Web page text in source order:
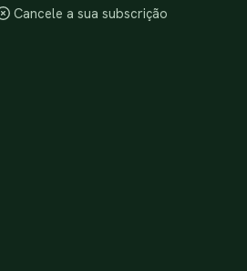
Cancele a sua subscrição